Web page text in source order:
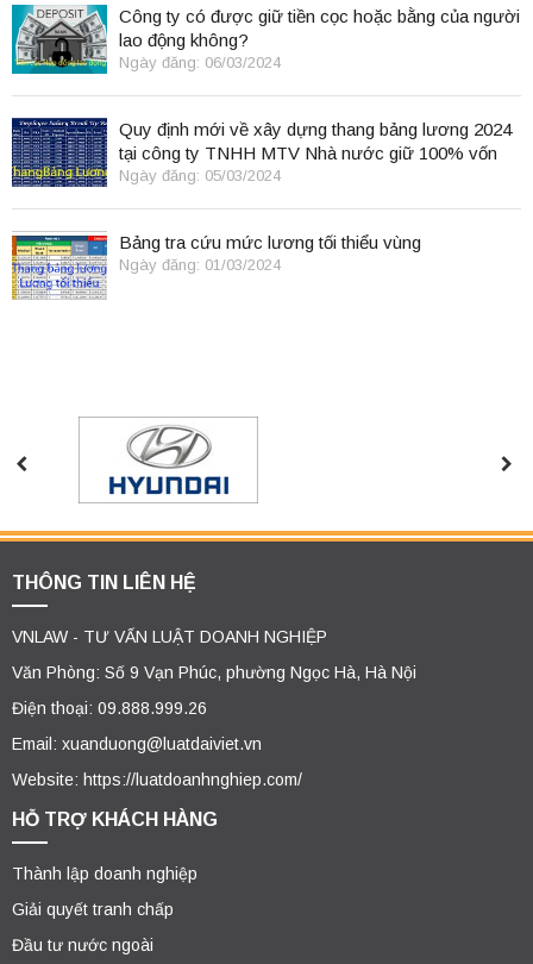
Công ty có được giữ tiền cọc hoặc bằng của người
lao động không?
Ngày đăng: 06/03/2024
Quy định mới về xây dựng thang bảng lương 2024
tại công ty TNHH MTV Nhà nước giữ 100% vốn
điều lệ
Ngày đăng: 05/03/2024
Bảng tra cứu mức lương tối thiểu vùng
Ngày đăng: 01/03/2024
THÔNG TIN LIÊN HỆ
VNLAW - TƯ VẤN LUẬT DOANH NGHIỆP
Văn Phòng: Số 9 Vạn Phúc, phường Ngọc Hà, Hà Nội
Điện thoại: 09.888.999.26
Email: xuanduong@luatdaiviet.vn
Website: https://luatdoanhnghiep.com/
HỖ TRỢ KHÁCH HÀNG
Thành lập doanh nghiệp
Giải quyết tranh chấp
Đầu tư nước ngoài